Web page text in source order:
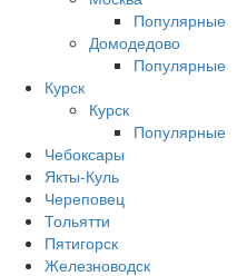
Популярные
Домодедово
Популярные
Курск
Курск
Популярные
Чебоксары
Якты-Куль
Череповец
Тольятти
Пятигорск
Железноводск